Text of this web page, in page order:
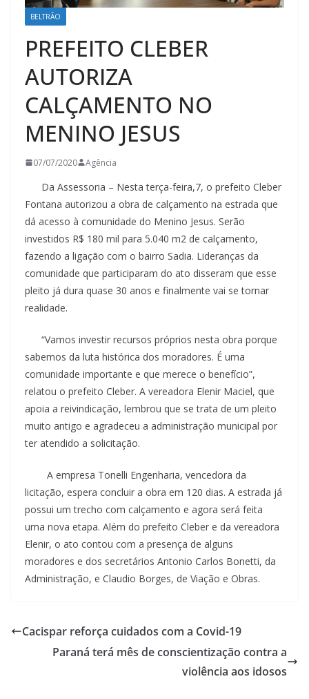
BELTRÃO
PREFEITO CLEBER
AUTORIZA
CALÇAMENTO NO
MENINO JESUS
07/07/2020 Agência
Da Assessoria – Nesta terça-feira,7, o prefeito Cleber
Fontana autorizou a obra de calçamento na estrada que
dá acesso à comunidade do Menino Jesus. Serão
investidos R$ 180 mil para 5.040 m2 de calçamento,
fazendo a ligação com o bairro Sadia. Lideranças da
comunidade que participaram do ato disseram que esse
pleito já dura quase 30 anos e finalmente vai se tornar
realidade.
“Vamos investir recursos próprios nesta obra porque
sabemos da luta histórica dos moradores. É uma
comunidade importante e que merece o benefício”,
relatou o prefeito Cleber. A vereadora Elenir Maciel, que
apoia a reivindicação, lembrou que se trata de um pleito
muito antigo e agradeceu a administração municipal por
ter atendido a solicitação.
A empresa Tonelli Engenharia, vencedora da
licitação, espera concluir a obra em 120 dias. A estrada já
possui um trecho com calçamento e agora será feita
uma nova etapa. Além do prefeito Cleber e da vereadora
Elenir, o ato contou com a presença de alguns
moradores e dos secretários Antonio Carlos Bonetti, da
Administração, e Claudio Borges, de Viação e Obras.
Cacispar reforça cuidados com a Covid-19
Paraná terá mês de conscientização contra a
violência aos idosos